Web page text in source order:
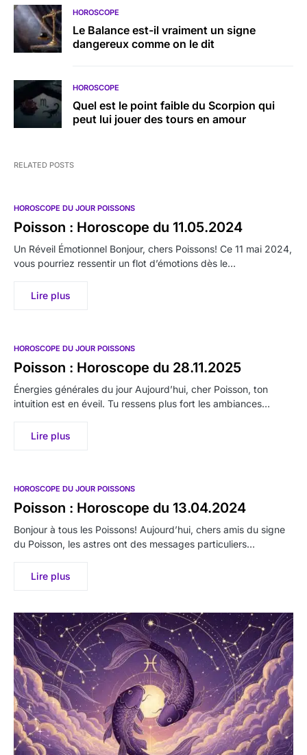
HOROSCOPE
Le Balance est-il vraiment un signe
dangereux comme on le dit
HOROSCOPE
Quel est le point faible du Scorpion qui
peut lui jouer des tours en amour
RELATED POSTS
HOROSCOPE DU JOUR POISSONS
Poisson : Horoscope du 11.05.2024
Un Réveil Émotionnel Bonjour, chers Poissons! Ce 11 mai 2024,
vous pourriez ressentir un flot d’émotions dès le…
Lire plus
HOROSCOPE DU JOUR POISSONS
Poisson : Horoscope du 28.11.2025
Énergies générales du jour Aujourd’hui, cher Poisson, ton
intuition est en éveil. Tu ressens plus fort les ambiances…
Lire plus
HOROSCOPE DU JOUR POISSONS
Poisson : Horoscope du 13.04.2024
Bonjour à tous les Poissons! Aujourd’hui, chers amis du signe
du Poisson, les astres ont des messages particuliers…
Lire plus